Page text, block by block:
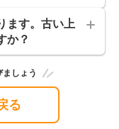
ます。古い上
か？
しょう
る